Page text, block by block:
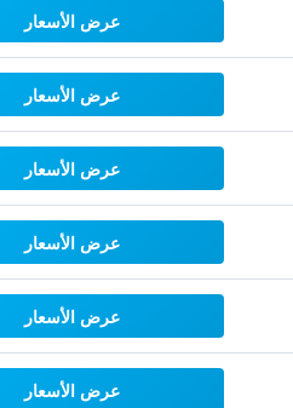
عرض الأسعار
عرض الأسعار
عرض الأسعار
عرض الأسعار
عرض الأسعار
عرض الأسعار